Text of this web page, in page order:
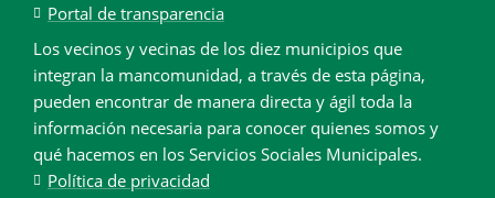
Portal de transparencia
Los vecinos y vecinas de los diez municipios que
integran la mancomunidad, a través de esta página,
pueden encontrar de manera directa y ágil toda la
información necesaria para conocer quienes somos y
qué hacemos en los Servicios Sociales Municipales.
Política de privacidad